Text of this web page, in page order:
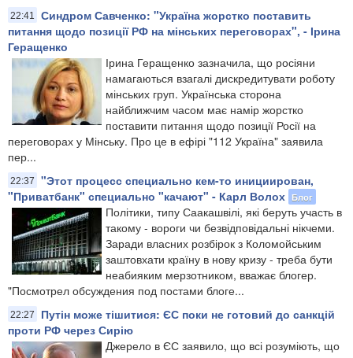
22:41
Синдром Савченко: "Україна жорстко поставить
питання щодо позиції РФ на мінських переговорах", - Ірина
Геращенко
Ірина Геращенко зазначила, що росіяни
намагаються взагалі дискредитувати роботу
мінських груп. Українська сторона
найближчим часом має намір жорстко
поставити питання щодо позиції Росії на
переговорах у Мінську. Про це в ефірі "112 Україна" заявила
пер...
22:37
"Этот процесс специально кем-то инициирован,
"Приватбанк" специально "качают" - Карл Волох Блог
Політики, типу Саакашвілі, які беруть участь в
такому - вороги чи безвідповідальні нікчеми.
Заради власних розбірок з Коломойським
заштовхати країну в нову кризу - треба бути
неабияким мерзотником, вважає блогер.
"Посмотрел обсуждения под постами блоге...
22:27
Путін може тішитися: ЄС поки не готовий до санкцій
проти РФ через Сирію
Джерело в ЄС заявило, що всі розуміють, що